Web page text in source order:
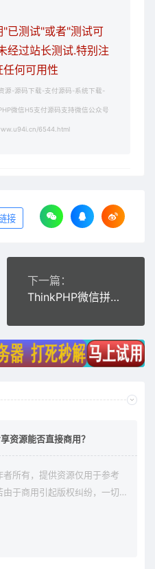
已测试"或者"测试可
经过站长测试.特别注
何可用性
源-源码下载-支付源码-系统下载-
微信H5支付源码支持微信公众号
6544.html
接
下一篇：
ThinkPHP微信拼车源码完整无错运营版微信支付(附安装教程)
资源能否直接商用？
所有，提供资源仅用于参考
于商用引起版权纠纷，一切